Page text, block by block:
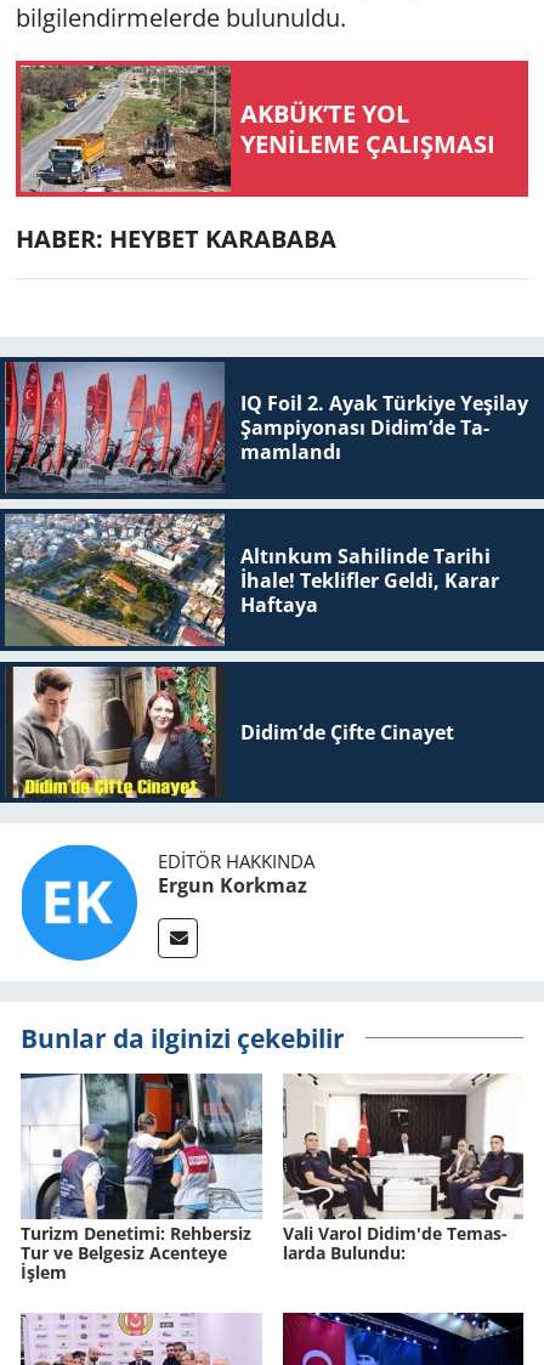
bilgilendirmelerde bulunuldu.
AKBÜK’TE YOL
YENİLEME ÇALIŞMASI
HABER: HEYBET KARABABA
IQ Foil 2. Ayak Tür­ki­ye Ye­şi­lay
Şam­pi­yo­na­sı Didim’de Ta­
mam­lan­dı
Altınkum Sahilinde Tarihi
İhale! Teklifler Geldi, Karar
Haftaya
Didim’de Çifte Ci­na­yet
EDITÖR HAKKINDA
Ergun Korkmaz
Bunlar da ilginizi çekebilir
Tu­rizm De­ne­ti­mi: Reh­ber­siz
Tur ve Bel­ge­siz Acen­te­ye
İşlem
Vali Varol Didim'de Te­mas­
lar­da Bu­lun­du: